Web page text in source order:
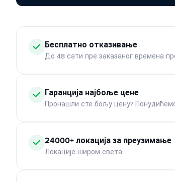
Бесплатно отказивање
До 48 сати пре заказаног времена
Гаранција најбоље цене
Пронашли сте бољу цену?
24000+ локација за преузимање
Локације широм света